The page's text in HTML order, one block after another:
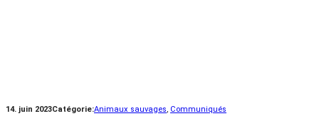
14. juin 2023Catégorie:Animaux sauvages, Communiqués